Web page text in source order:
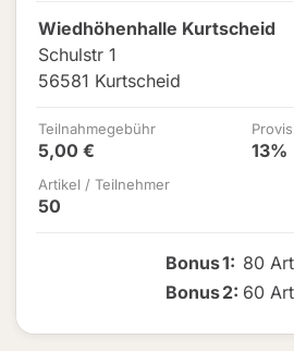
Wiedhöhenhalle Kurtscheid
Schulstr 1
56581 Kurtscheid
Teilnahmegebühr
5,00 € 13%
Artikel / Teilnehmer
50
Bonus1: 80
Bonus2: 60